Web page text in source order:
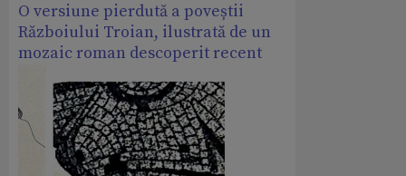
O versiune pierdută a poveștii
Războiului Troian, ilustrată de un
mozaic roman descoperit recent